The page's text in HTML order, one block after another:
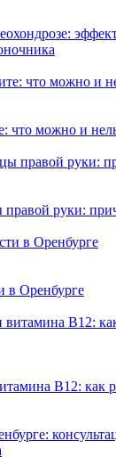
что можно и
руки:
в Оренбурге
B12: как